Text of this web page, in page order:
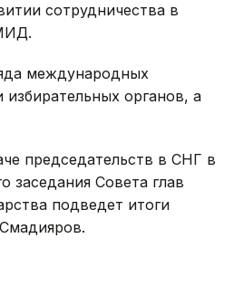
сотрудничества в
международных
органов, а
председательств в СНГ в
заседания Совета глав
подведет итоги